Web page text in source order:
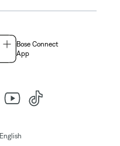
Bose Connect
App
English